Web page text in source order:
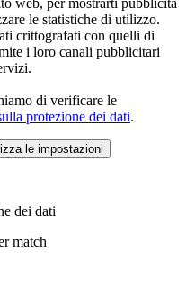
web, per mostrarti pubblicità
le statistiche di utilizzo.
crittografati con quelli di
i loro canali pubblicitari
di verificare le
protezione dei dati.
le impostazioni
dei dati
match